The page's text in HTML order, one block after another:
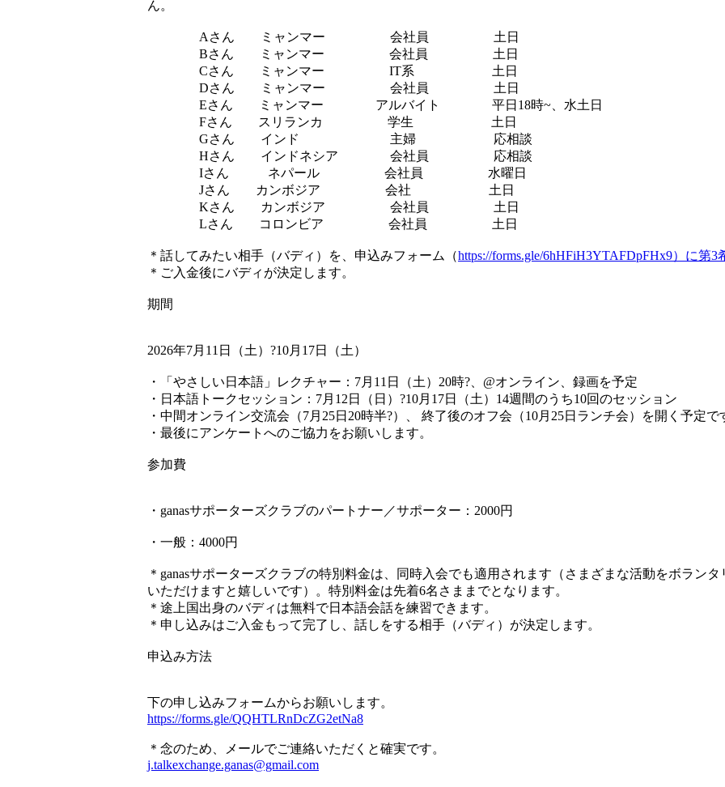
ん。
Aさん ミャンマー 会社員 土日
Bさん ミャンマー 会社員 土日
Cさん ミャンマー IT系 土日
Dさん ミャンマー 会社員 土日
Eさん ミャンマー アルバイト 平日18時~、水土日
Fさん スリランカ 学生 土日
Gさん インド 主婦 応相談
Hさん インドネシア 会社員 応相談
Iさん ネパール 会社員 水曜日
Jさん カンボジア 会社 土日
Kさん カンボジア 会社員 土日
Lさん コロンビア 会社員 土日
＊話してみたい相手（バディ）を、申込みフォーム（https://forms.gle/6hHFiH3YTAFDpFHx9）に第
＊ご入金後にバディが決定します。
期間
2026年7月11日（土）?10月17日（土）
・「やさしい日本語」レクチャー：7月11日（土）20時?、@オンライン、録画を予定
・日本語トークセッション：7月12日（日）?10月17日（土）14週間のうち10回のセッション
・中間オンライン交流会（7月25日20時半?）、 終了後のオフ会（10月25日ランチ会）を開く予定で
・最後にアンケートへのご協力をお願いします。
参加費
・ganasサポーターズクラブのパートナー／サポーター：2000円
・一般：4000円
＊ganasサポーターズクラブの特別料金は、同時入会でも適用されます（さまざまな活動をボラン
いただけますと嬉しいです）。特別料金は先着6名さままでとなります。
＊途上国出身のバディは無料で日本語会話を練習できます。
＊申し込みはご入金もって完了し、話しをする相手（バディ）が決定します。
申込み方法
下の申し込みフォームからお願いします。
https://forms.gle/QQHTLRnDcZG2etNa8
＊念のため、メールでご連絡いただくと確実です。
j.talkexchange.ganas@gmail.com